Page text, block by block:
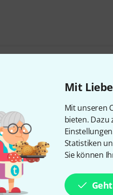
Mit
Mit unseren
bieten. Dazu
Statistiken
Sie können
Newsletter und